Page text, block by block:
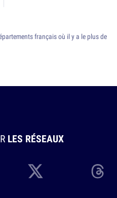
français où il y a le plus de
LES RÉSEAUX